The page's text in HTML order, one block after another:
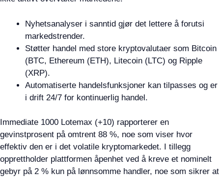
Nyhetsanalyser i sanntid gjør det lettere å forutsi
markedstrender.
Støtter handel med store kryptovalutaer som Bitcoin
(BTC, Ethereum (ETH), Litecoin (LTC) og Ripple
(XRP).
Automatiserte handelsfunksjoner kan tilpasses og er
i drift 24/7 for kontinuerlig handel.
Immediate 1000 Lotemax (+10) rapporterer en
gevinstprosent på omtrent 88 %, noe som viser hvor
effektiv den er i det volatile kryptomarkedet. I tillegg
opprettholder plattformen åpenhet ved å kreve et nominelt
gebyr på 2 % kun på lønnsomme handler, noe som sikrer at